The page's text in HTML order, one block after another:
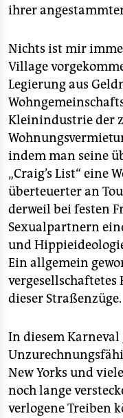
ihrer
Nichts ist mir
Village
Legierung aus
Kleinindustrie der
indem man seine
„Craig’s List“ eine
überteuerter an
derweil bei festen
Sexualpartnern
und
Ein allgemein
vergesellschaftetes
dieser Straßenzüge.
In diesem
New Yorks und
noch lange
verlogene Treiben